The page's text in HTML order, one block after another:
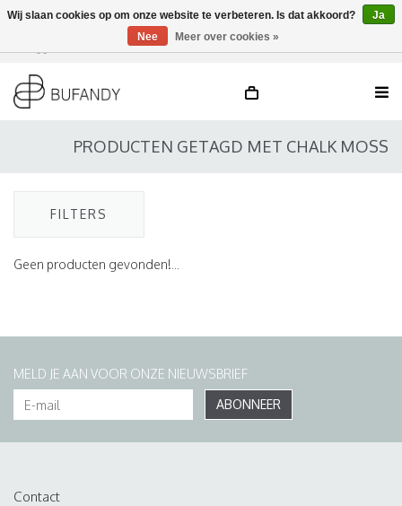
DE / EN
PRODUCTEN GETAGD MET CHALK MOSS
FILTERS
Geen producten gevonden!...
MELD JE AAN VOOR ONZE NIEUWSBRIEF
ABONNEER
Contact
Wij slaan cookies op om onze website te verbeteren. Is dat akkoord?
Ja
Nee
Meer over cookies »